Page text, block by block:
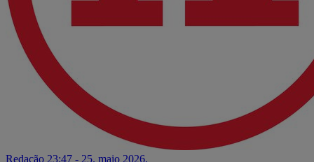
Redação 23:47 - 25. maio 2026.